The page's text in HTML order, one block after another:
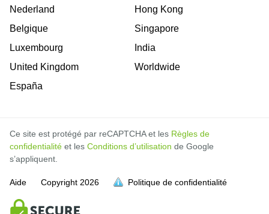
Nederland
Belgique
Luxembourg
United Kingdom
España
Hong Kong
Singapore
India
Worldwide
Ce site est protégé par reCAPTCHA et les Règles de
confidentialité et les Conditions d’utilisation de Google
s’appliquent.
Aide Copyright 2026 Politique de confidentialité